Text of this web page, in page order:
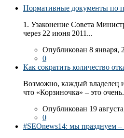
Нормативные документы по
1. Узаконение Совета
через 22 июня 2011...
Опубликован 8 января,
0
Как сократить количество
Возможно, каждый владелец
что «Корзиночка» – это
Опубликован 19
0
#SEOnews14: мы празднуем